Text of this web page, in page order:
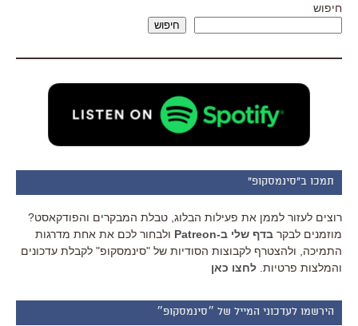
חיפוש
חיפוש
תמכו ב"סינמסקופ"
רוצים לעזור לממן את פעילות הבלוג, טבלת המבקרים והפודקאסט?
מוזמנים לבקר בדף שלי ב-Patreon
ולבחור לכם את אחת מדרגות
התמיכה, ולהצטרף לקבוצות הסודיות של "סינמסקופ" לקבלת עדכונים
והמלצות פרטיות. לחצו כאן
הירשמו לעדכוני המייל של ״סינמסקופ״